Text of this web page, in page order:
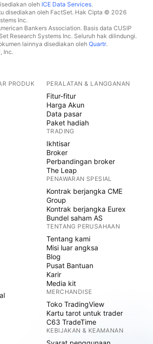
oleh ICE Data Services.
disediakan oleh FactSet. Hak Cipta © 2026
Inc.
Bankers Association. Basis data CUSIP
Research Systems Inc. Seluruh hak dilindungi.
lainnya disediakan oleh Quartr.
Inc.
PRODUK PERALATAN & LANGGANAN
Fitur-fitur
Harga Akun
Data pasar
Paket hadiah
TRADING
Ikhtisar
Broker
Perbandingan broker
The Leap
PENAWARAN SPESIAL
Kontrak berjangka CME
Group
Kontrak berjangka Eurex
Bundel saham AS
TENTANG PERUSAHAAN
Tentang kami
Misi luar angksa
Blog
Pusat Bantuan
Karir
Media kit
MERCHANDISE
Toko TradingView
Kartu tarot untuk trader
C63 TradeTime
KEBIJAKAN & KEAMANAN